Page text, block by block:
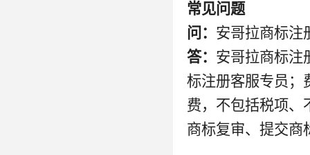
常见问题
问： 安哥拉商标注
答： 安哥拉商标注
标注册客服专员；
费，不包括税项、
商标复审、提交商